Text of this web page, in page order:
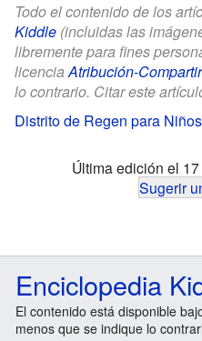
Todo el contenido de los
Kiddle (incluidas las
libremente para fines
licenciaAtribución-
lo contrario. Citar este
Distrito de Regen para Niños
Última edición el
Sugerir
Enciclopedia
El contenido está disponible
menos que se indique lo